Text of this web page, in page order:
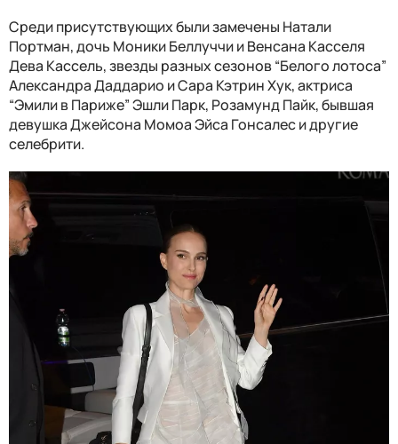
Среди присутствующих были замечены Натали
Портман, дочь Моники Беллуччи и Венсана Касселя
Дева Кассель, звезды разных сезонов “Белого лотоса”
Александра Даддарио и Сара Кэтрин Хук, актриса
“Эмили в Париже” Эшли Парк, Розамунд Пайк, бывшая
девушка Джейсона Момоа Эйса Гонсалес и другие
селебрити.